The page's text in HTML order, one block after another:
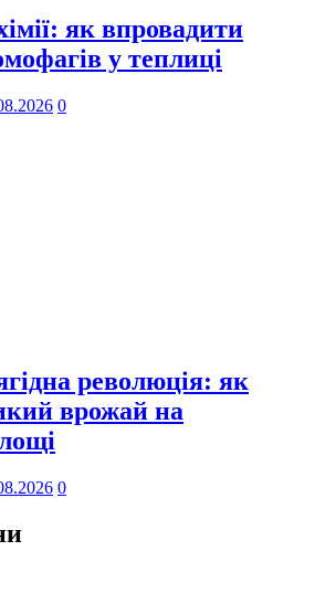
як впровадити
у теплиці
0
революція: як
врожай на
0